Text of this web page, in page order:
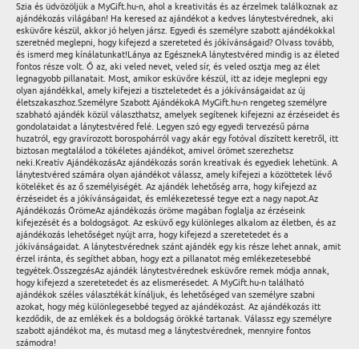
Szia és üdvözöljük a MyGift.hu-n, ahol a kreativitás és az érzelmek találkoznak az
ajándékozás világában! Ha keresed az ajándékot a kedves lánytestvérednek, aki
esküvőre készül, akkor jó helyen jársz. Egyedi és személyre szabott ajándékokkal
szeretnéd meglepni, hogy kifejezd a szereteted és jókívánságaid? Olvass tovább,
és ismerd meg kínálatunkat!Lánya az EgésznekA lánytestvéred mindig is az életed
fontos része volt. Ő az, aki veled nevet, veled sír, és veled osztja meg az élet
legnagyobb pillanatait. Most, amikor esküvőre készül, itt az ideje meglepni egy
olyan ajándékkal, amely kifejezi a tiszteletedet és a jókívánságaidat az új
életszakaszhoz.Személyre Szabott AjándékokA MyGift.hu-n rengeteg személyre
szabható ajándék közül választhatsz, amelyek segítenek kifejezni az érzéseidet és
gondolataidat a lánytestvéred felé. Legyen szó egy egyedi tervezésű párna
huzatról, egy gravírozott borospohárról vagy akár egy fotóval díszített keretről, itt
biztosan megtalálod a tökéletes ajándékot, amivel örömet szerezhetsz
neki.Kreatív AjándékozásAz ajándékozás során kreatívak és egyediek lehetünk. A
lánytestvéred számára olyan ajándékot válassz, amely kifejezi a közöttetek lévő
köteléket és az ő személyiségét. Az ajándék lehetőség arra, hogy kifejezd az
érzéseidet és a jókívánságaidat, és emlékezetessé tegye ezt a nagy napot.Az
Ajándékozás ÖrömeAz ajándékozás öröme magában foglalja az érzéseink
kifejezését és a boldogságot. Az esküvő egy különleges alkalom az életben, és az
ajándékozás lehetőséget nyújt arra, hogy kifejezd a szeretetedet és a
jókívánságaidat. A lánytestvérednek szánt ajándék egy kis része lehet annak, amit
érzel iránta, és segíthet abban, hogy ezt a pillanatot még emlékezetesebbé
tegyétek.ÖsszegzésAz ajándék lánytestvérednek esküvőre remek módja annak,
hogy kifejezd a szeretetedet és az elismerésedet. A MyGift.hu-n található
ajándékok széles választékát kínáljuk, és lehetőséged van személyre szabni
azokat, hogy még különlegesebbé tegyed az ajándékozást. Az ajándékozás itt
kezdődik, de az emlékek és a boldogság örökké tartanak. Válassz egy személyre
szabott ajándékot ma, és mutasd meg a lánytestvérednek, mennyire fontos
számodra!